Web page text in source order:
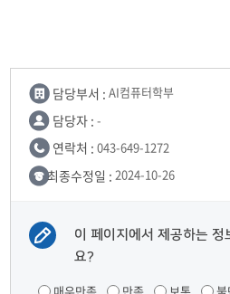
담당부서 : AI컴퓨터학부
담당자 : -
연락처 : 043-649-1272
최종수정일 : 2024-10-26
이 페이지에서 제공하는
요?